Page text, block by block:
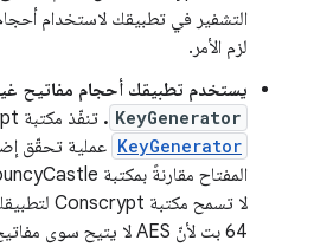
التشفير في تطبيقك لاستخدام
لزم الأمر.
يستخدم تطبيقك أحجام مفاتيح
KeyGenerator
. تنفّذ مكتبة Conscrypt
KeyGenerator عملية تحقّق